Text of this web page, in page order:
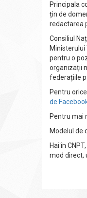
Principala
țin de
redactarea
Consiliul
pentru o
organizații
federațiile
Pentru
de
Pentru mai
Modelul de
Hai în
mod direct,